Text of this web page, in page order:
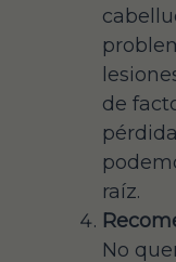
de
raíz.
No